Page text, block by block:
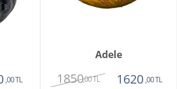
,00 TL
Adele
1850,00 TL 1620 ,00 TL